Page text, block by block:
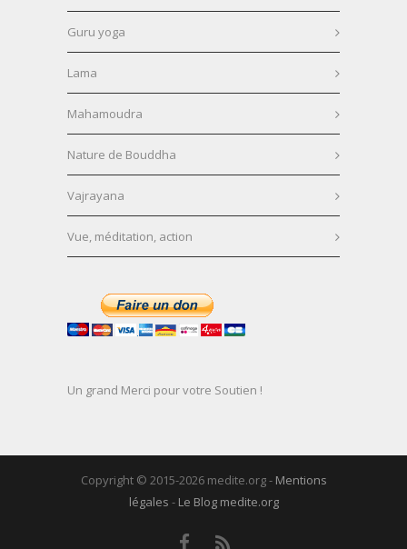
Guru yoga
Lama
Mahamoudra
Nature de Bouddha
Vajrayana
Vue, méditation, action
Un grand Merci pour votre Soutien !
Copyright © 2015-2026 medite.org - Mentions
légales - Le Blog medite.org